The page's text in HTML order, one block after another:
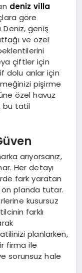
deniz villa
göre
geniş
ve özel
çiftler için
dolu anlar için
pişirme
özel havuz
bu tatil
arıyorsanız,
Her detayı
fark yaratan
planda tutar.
kusursuz
farklı
planlarken,
firma ile
sorunsuz hale